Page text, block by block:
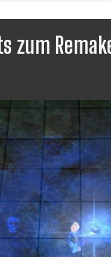
zum